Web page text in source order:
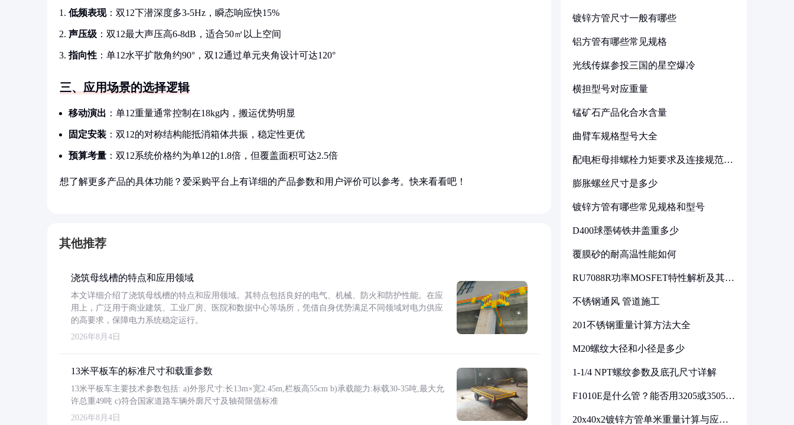
低频表现：双12下潜深度多3-5Hz，瞬态响应快15%
声压级 ：双12最大声压高6-8dB，适合50㎡以上空间
指向性 ：单12水平扩散角约90°，双12通过单元夹角设计可达120°
三、应用场景的选择逻辑
移动演出 ：单12重量通常控制在18kg内，搬运优势明显
固定安装 ：双12的对称结构能抵消箱体共振，稳定性更优
预算考量 ：双12系统价格约为单12的1.8倍，但覆盖面积可达2.5倍
想了解更多产品的具体功能？爱采购平台上有详细的产品参数和用户评价可以参考。快来看看吧！
其他推荐
浇筑母线槽的特点和应用领域
本文详细介绍了浇筑母线槽的特点和应用领域。其特点包括良好的电气、机械、防火和防护性能。在应
用上，广泛用于商业建筑、工业厂房、医院和数据中心等场所，凭借自身优势满足不同领域对电力供应
的高要求，保障电力系统稳定运行。
2026年8月4日
13米平板车的标准尺寸和载重参数
13米平板车主要技术参数包括: a)外形尺寸:长13m×宽2.45m,栏板高55cm b)承载能力:标载30-35吨,最大允
许总重49吨 c)符合国家道路车辆外廓尺寸及轴荷限值标准
2026年8月4日
镀锌方管尺寸一般有哪些
铝方管有哪些常见规格
光线传媒参投三国的星空爆冷
横担型号对应重量
锰矿石产品化合水含量
曲臂车规格型号大全
配电柜母排螺栓力矩要求及连接规范详
膨胀螺丝尺寸是多少
镀锌方管有哪些常见规格和型号
D400球墨铸铁井盖重多少
覆膜砂的耐高温性能如何
RU7088R功率MOSFET特性解析及其在
不锈钢通风 管道施工
201不锈钢重量计算方法大全
M20螺纹大径和小径是多少
1-1/4 NPT螺纹参数及底孔尺寸详解
F1010E是什么管？能否用3205或3505代
20x40x2镀锌方管单米重量计算与应用